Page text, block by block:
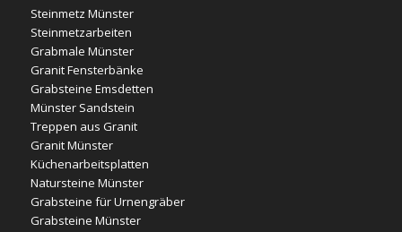
Steinmetz Münster
Steinmetzarbeiten
Grabmale Münster
Granit Fensterbänke
Grabsteine Emsdetten
Münster Sandstein
Treppen aus Granit
Granit Münster
Küchenarbeitsplatten
Natursteine Münster
Grabsteine für Urnengräber
Grabsteine Münster